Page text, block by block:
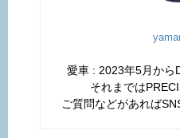
愛車 : 2023年5月から
それまでは
ご質問などがあれば